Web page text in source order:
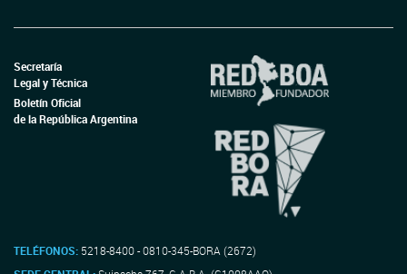
Secretaría
Legal y Técnica
Boletín Oficial
de la República Argentina
TELÉFONOS: 5218-8400 - 0810-345-BORA (2672)